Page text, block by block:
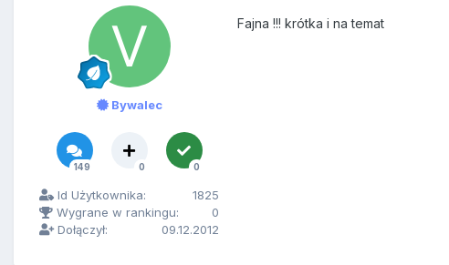
Bywalec
149 0 0
Id Użytkownika:
1825
Wygrane w rankingu:
0
Dołączył:
09.12.2012
Fajna !!! krótka i na temat